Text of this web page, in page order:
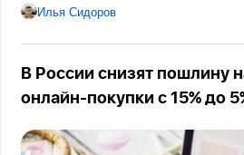
Илья Сидоров
В России снизят пошлину
онлайн-покупки с 15% до